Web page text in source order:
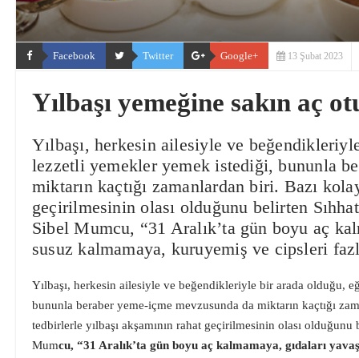
Facebook Twitter Google+ 13 Şubat 2023
Yılbaşı yemeğine sakın aç
Yılbaşı, herkesin ailesiyle ve
lezzetli yemekler yemek istediği, bununla
miktarın kaçtığı zamanlardan biri. Bazı
geçirilmesinin olası olduğunu belirten
Sibel Mumcu, “31 Aralık’ta gün boyu aç
susuz kalmamaya, kuruyemiş ve cipsleri
Yılbaşı, herkesin ailesiyle ve beğendikleriyle bir arada olduğu,
bununla beraber yeme-içme mevzusunda da miktarın kaçtığı
tedbirlerle yılbaşı akşamının rahat geçirilmesinin olası
Mumcu, “31 Aralık’ta gün boyu aç kalmamaya, gıdaları